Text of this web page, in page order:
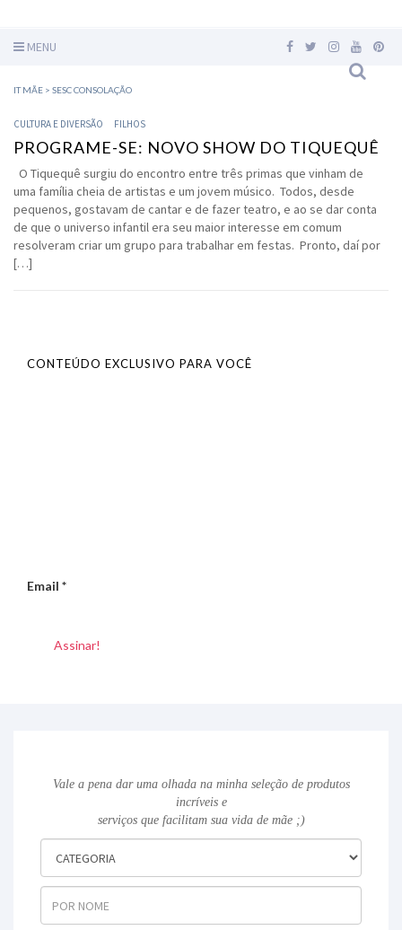
MENU
IT MÃE > SESC CONSOLAÇÃO
CULTURA E DIVERSÃO FILHOS
PROGRAME-SE: NOVO SHOW DO TIQUEQUÊ
O Tiquequê surgiu do encontro entre três primas que vinham de
uma família cheia de artistas e um jovem músico. Todos, desde
pequenos, gostavam de cantar e de fazer teatro, e ao se dar conta
de que o universo infantil era seu maior interesse em comum
resolveram criar um grupo para trabalhar em festas. Pronto, daí por
[…]
CONTEÚDO EXCLUSIVO PARA VOCÊ
Email *
Vale a pena dar uma olhada na minha seleção de produtos
incríveis e
serviços que facilitam sua vida de mãe ;)